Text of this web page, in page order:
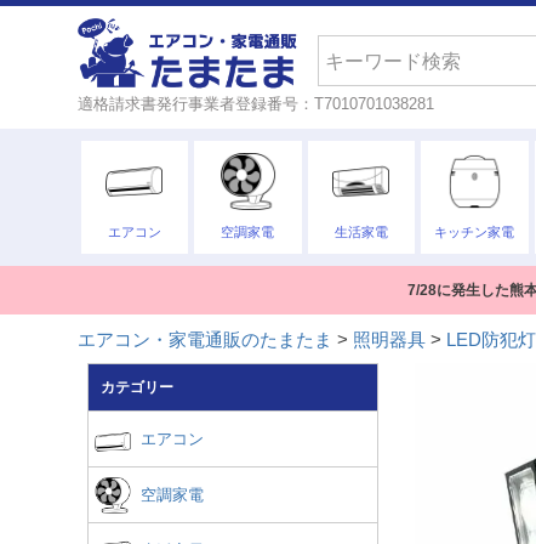
適格請求書発行事業者登録番号：T7010701038281
エアコン 空調家電 生活家電 キッチン家電
7/28に発生した熊
エアコン・家電通販のたまたま 照明器具 LED防犯灯
カテゴリー
エアコン
空調家電